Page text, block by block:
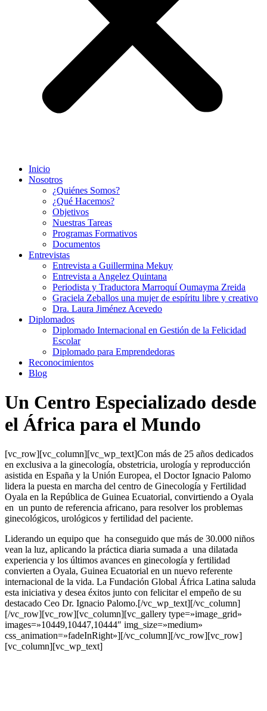
Inicio
Nosotros
¿Quiénes Somos?
¿Qué Hacemos?
Objetivos
Nuestras Tareas
Programas Formativos
Documentos
Entrevistas
Entrevista a Guillermina Mekuy
Entrevista a Angelez Quintana
Periodista y Traductora Marroquí Oumayma Zreida
Graciela Zeballos una mujer de espíritu libre y creativo
Dra. Laura Jiménez Acevedo
Diplomados
Diplomado Internacional en Gestión de la Felicidad
Escolar
Diplomado para Emprendedoras
Reconocimientos
Blog
Un Centro Especializado desde
el África para el Mundo
[vc_row][vc_column][vc_wp_text]Con más de 25 años dedicados
en exclusiva a la ginecología, obstetricia, urología y reproducción
asistida en España y la Unión Europea, el Doctor Ignacio Palomo
lidera la puesta en marcha del centro de Ginecología y Fertilidad
Oyala en la República de Guinea Ecuatorial, convirtiendo a Oyala
en un punto de referencia africano, para resolver los problemas
ginecológicos, urológicos y fertilidad del paciente.
Liderando un equipo que ha conseguido que más de 30.000 niños
vean la luz, aplicando la práctica diaria sumada a una dilatada
experiencia y los últimos avances en ginecología y fertilidad
convierten a Oyala, Guinea Ecuatorial en un nuevo referente
internacional de la vida. La Fundación Global África Latina saluda
esta iniciativa y desea éxitos junto con felicitar el empeño de su
destacado Ceo Dr. Ignacio Palomo.[/vc_wp_text][/vc_column]
[/vc_row][vc_row][vc_column][vc_gallery type=»image_grid»
images=»10449,10447,10444″ img_size=»medium»
css_animation=»fadeInRight»][/vc_column][/vc_row][vc_row]
[vc_column][vc_wp_text]